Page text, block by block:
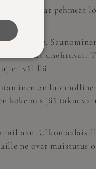
tarjoavat pehmeät
hierarkiat unohtuvat.
välillä.
on
kokemus jää
ne ovat muistutus